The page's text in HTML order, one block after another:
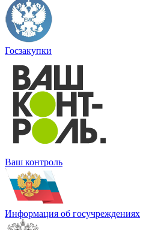
Госзакупки
Ваш контроль
Информация об госучреждениях